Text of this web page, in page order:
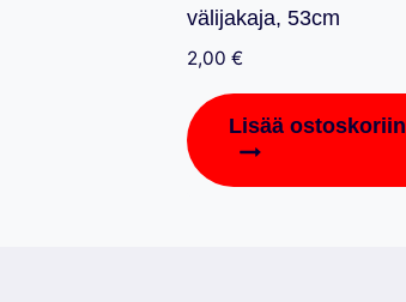
välijakaja, 53cm
2,00 €
Lisää ostoskoriin